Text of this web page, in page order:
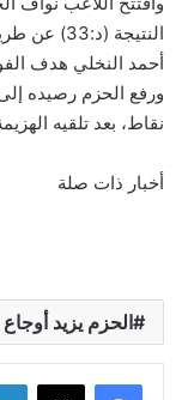
النتيجة
أحمد النخلي هدف الفوز
ورفع الحزم رصيده
نقاط، بعد تلقيه
أخبار ذات صلة
الحزم يزيد أوجاع